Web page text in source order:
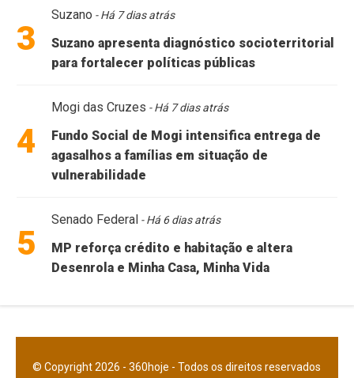
3
Suzano - Há 7 dias atrás
Suzano apresenta diagnóstico socioterritorial
para fortalecer políticas públicas
4
Mogi das Cruzes - Há 7 dias atrás
Fundo Social de Mogi intensifica entrega de
agasalhos a famílias em situação de
vulnerabilidade
5
Senado Federal - Há 6 dias atrás
MP reforça crédito e habitação e altera
Desenrola e Minha Casa, Minha Vida
© Copyright 2026 - 360hoje - Todos os direitos reservados